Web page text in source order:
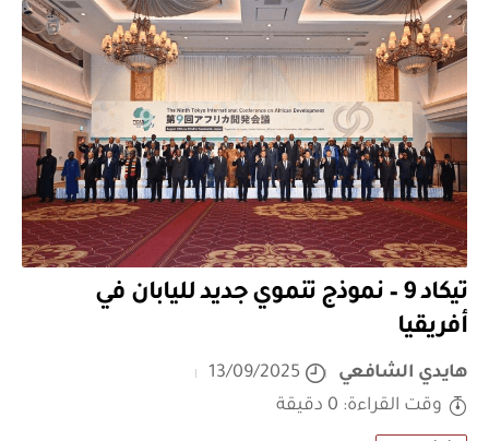
تيكاد 9 – نموذج تنموي جديد لليابان في
أفريقيا
هايدي الشافعي
13/09/2025
وقت القراءة: 0 دقيقة